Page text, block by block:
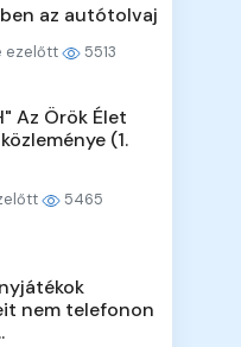
az autótolvaj
ezelőtt 5513
Az Örök Élet
(1.
5465
nem telefonon